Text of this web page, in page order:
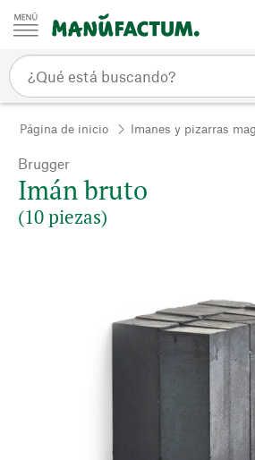
Ir al contenido
Página de inicio Imanes y pizarras
Brugger
Imán bruto
(10 piezas)